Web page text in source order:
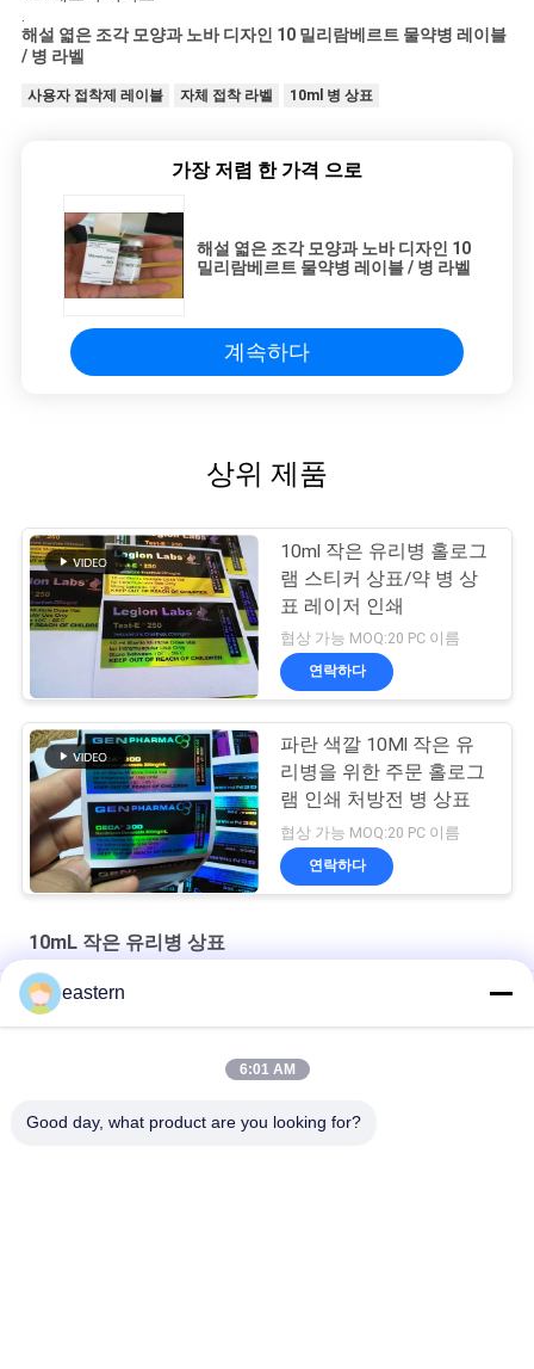
해설 엷은 조각 모양과 노바 디자인 10 밀리람베르트 물약병 레이블
/ 병 라벨
사용자 접착제 레이블 자체 접착 라벨 10ml 병 상표
가장 저렴 한 가격 으로
해설 엷은 조각 모양과 노바 디자인 10
밀리람베르트 물약병 레이블 / 병 라벨
계속하다
상위 제품
10ml 작은 유리병 홀로그
램 스티커 상표/약 병 상
표 레이저 인쇄
협상 가능 MOQ:20 PC 이름
연락하다
파란 색깔 10Ml 작은 유
리병을 위한 주문 홀로그
램 인쇄 처방전 병 상표
협상 가능 MOQ:20 PC 이름
연락하다
10mL 작은 유리병 상표
티르제 파티드 20mg 2 ML 펩타이드 바이알 병 라벨 스티커 인쇄
eastern
6:01 AM
Good day, what product are you looking for?